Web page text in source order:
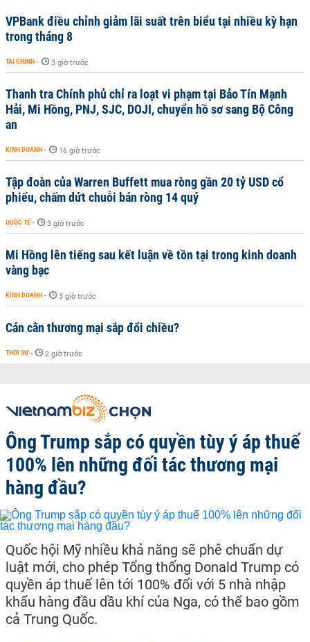
VPBank điều chỉnh giảm lãi suất trên biểu tại nhiều kỳ hạn
trong tháng 8
TÀI CHÍNH - 3 giờ trước
Thanh tra Chính phủ chỉ ra loạt vi phạm tại Bảo Tín Mạnh
Hải, Mi Hồng, PNJ, SJC, DOJI, chuyển hồ sơ sang Bộ Công
an
KINH DOANH - 16 giờ trước
Tập đoàn của Warren Buffett mua ròng gần 20 tỷ USD cổ
phiếu, chấm dứt chuỗi bán ròng 14 quý
QUỐC TẾ - 3 giờ trước
Mi Hồng lên tiếng sau kết luận về tồn tại trong kinh doanh
vàng bạc
KINH DOANH - 3 giờ trước
Cán cân thương mại sắp đổi chiều?
THỜI SỰ - 2 giờ trước
Ông Trump sắp có quyền tùy ý áp thuế
100% lên những đối tác thương mại
hàng đầu?
Quốc hội Mỹ nhiều khả năng sẽ phê chuẩn dự
luật mới, cho phép Tổng thống Donald Trump có
quyền áp thuế lên tới 100% đối với 5 nhà nhập
khẩu hàng đầu dầu khí của Nga, có thể bao gồm
cả Trung Quốc.